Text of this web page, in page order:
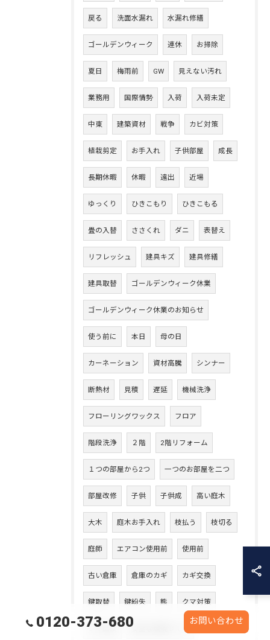
戻る 洗面水漏れ 水漏れ修繕
ゴールデンウィーク 連休 お掃除
夏日 梅雨前 GW 見えない汚れ
業務用 国際情勢 入荷 入荷未定
中東 建築資材 戦争 カビ対策
植栽剪定 お手入れ 子供部屋 成長
長期休暇 休暇 遠出 近場
ゆっくり ひきこもり ひきこもる
畳の入替 ささくれ ダニ 表替え
リフレッシュ 建具キズ 建具修繕
建具取替 ゴールデンウィーク休業
ゴールデンウィーク休業のお知らせ
使う前に 本日 母の日
カーネーション 資材高騰 シンナー
断熱材 見積 遅延 機械洗浄
フローリングワックス フロア
階段洗浄 ２階 2階リフォーム
１つの部屋から2つ 一つのお部屋を二つ
部屋改修 子供 子供成 高い庭木
大木 庭木お手入れ 枝払う 枝切る
庭師 エアコン使用前 使用前
古い倉庫 倉庫のカギ カギ交換
鍵取替 鍵紛失 熊 クマ対策
クマ出没 安全な環境づくり
0120-373-680 お問い合わせ